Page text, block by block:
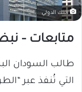
البنك الدولي
متابعات –
طالب السودان
التي تُنفذ عبر